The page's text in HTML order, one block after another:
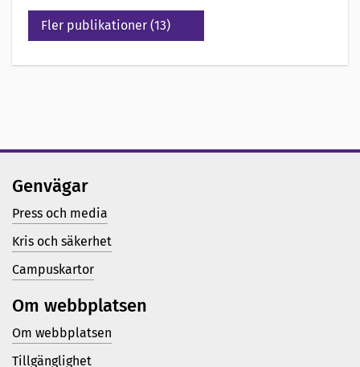
Fler publikationer (13)
Genvägar
Press och media
Kris och säkerhet
Campuskartor
Om webbplatsen
Om webbplatsen
Tillgänglighet